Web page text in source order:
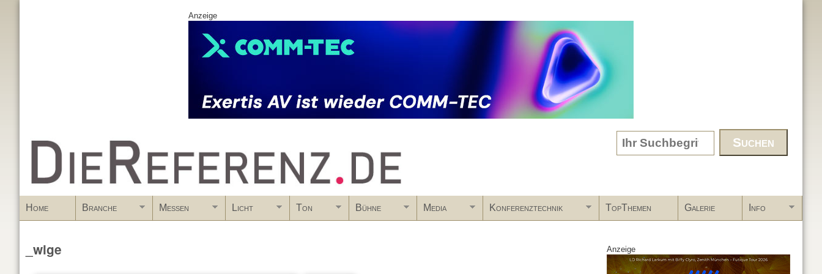
Anzeige
www.DieReferenz.de Search form
Home Branche Messen Licht Ton Bühne Media Konferenztechnik TopThemen Galerie Info
_wige Anzeige